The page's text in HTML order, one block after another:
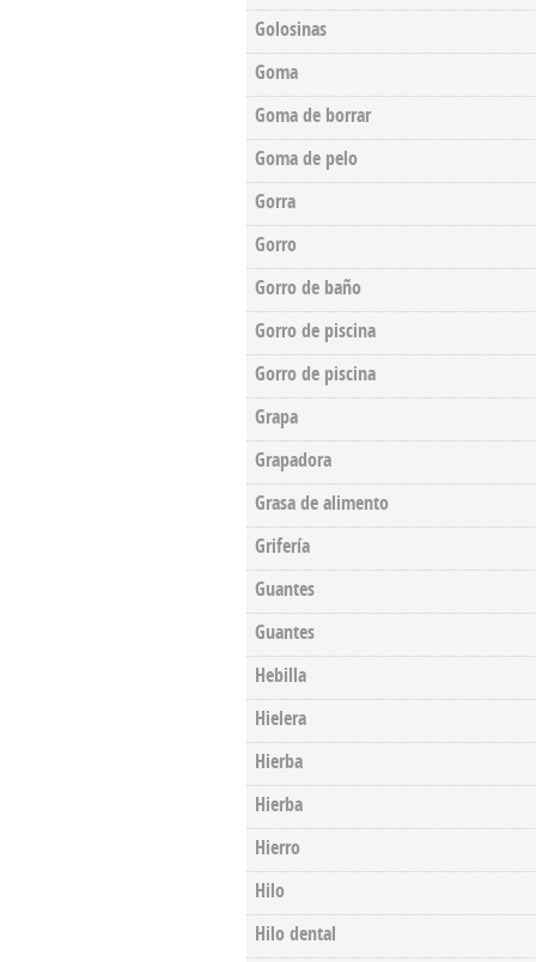
Golosinas
Goma
Goma de borrar
Goma de pelo
Gorra
Gorro
Gorro de baño
Gorro de piscina
Gorro de piscina
Grapa
Grapadora
Grasa de alimento
Grifería
Guantes
Guantes
Hebilla
Hielera
Hierba
Hierba
Hierro
Hilo
Hilo dental